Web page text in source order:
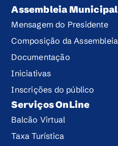
Assembleia Municipal
Mensagem do Presidente
Composição da Assembleia
Documentação
Iniciativas
Inscrições do público
Serviços OnLine
Balcão Virtual
Taxa Turística